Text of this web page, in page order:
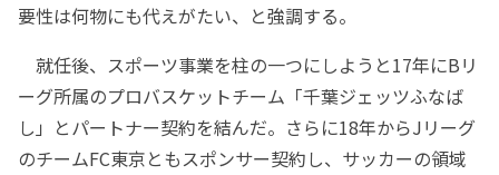
要性は何物にも代えがたい、と強調する。
就任後、スポーツ事業を柱の一つにしようと17年にBリ
ーグ所属のプロバスケットチーム「千葉ジェッツふなば
し」とパートナー契約を結んだ。さらに18年からJリーグ
のチームFC東京ともスポンサー契約し、サッカーの領域